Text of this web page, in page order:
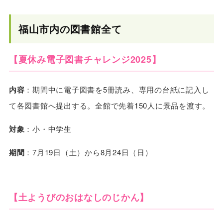
福山市内の図書館全て
【夏休み電子図書チャレンジ2025】
内容 ：期間中に電子図書を5冊読み、専用の台紙に記入し
て各図書館へ提出する。全館で先着150人に景品を渡す。
対象 ：小・中学生
期間 ：7月19日（土）から8月24日（日）
【土ようびのおはなしのじかん】